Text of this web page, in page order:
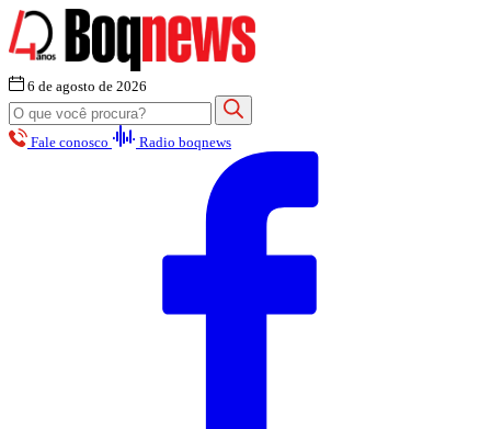
6 de agosto de 2026
Fale conosco Radio boqnews